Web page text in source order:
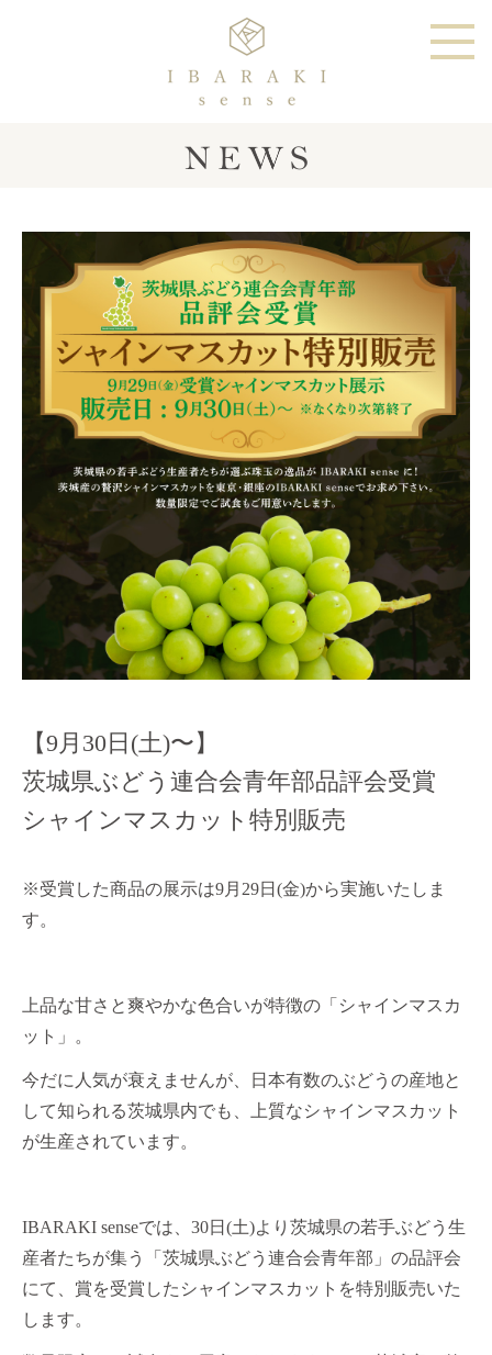
【9月30日(土)〜】
茨城県ぶどう連合会青年部品評会受賞
シャインマスカット特別販売
※受賞した商品の展示は9月 29日 (金)から実施いたしま
す。
上品な甘さと爽やかな色合いが特徴の「シャインマスカ
ット」。
今だに人気が衰えませんが、日本有数のぶどうの産地と
して知られる茨城県内でも、上質なシャインマスカット
が生産されています。
IBARAKI senseでは、 30日 (土)より茨城県の若手ぶどう生
産者たちが集う「茨城県ぶどう連合会青年部」の品評会
にて、賞を受賞したシャインマスカットを特別販売いた
します。